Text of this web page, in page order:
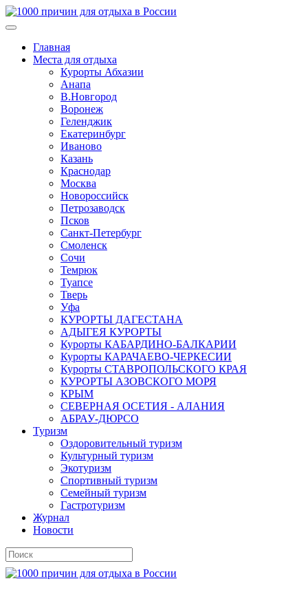
Главная
Места для отдыха
Курорты Абхазии
Анапа
В.Новгород
Воронеж
Геленджик
Екатеринбург
Иваново
Казань
Краснодар
Москва
Новороссийск
Петрозаводск
Псков
Санкт-Петербург
Смоленск
Сочи
Темрюк
Туапсе
Тверь
Уфа
КУРОРТЫ ДАГЕСТАНА
АДЫГЕЯ КУРОРТЫ
Курорты КАБАРДИНО-БАЛКАРИИ
Курорты КАРАЧАЕВО-ЧЕРКЕСИИ
Курорты СТАВРОПОЛЬСКОГО КРАЯ
КУРОРТЫ АЗОВСКОГО МОРЯ
КРЫМ
СЕВЕРНАЯ ОСЕТИЯ - АЛАНИЯ
АБРАУ-ДЮРСО
Туризм
Оздоровительный туризм
Культурный туризм
Экотуризм
Спортивный туризм
Семейный туризм
Гастротуризм
Журнал
Новости